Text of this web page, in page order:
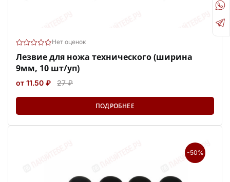
Нет оценок
Лезвие для ножа технического (ширина
9мм, 10 шт/уп)
от 11.50 ₽ 27 ₽
ПОДРОБНЕЕ
-50%